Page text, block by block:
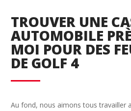
TROUVER UNE
AUTOMOBILE
MOI POUR DES
DE GOLF 4
Au fond, nous aimons tous travailler